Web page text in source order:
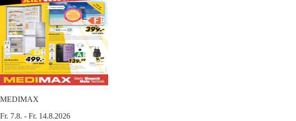
MEDIMAX
Fr. 7.8. - Fr. 14.8.2026